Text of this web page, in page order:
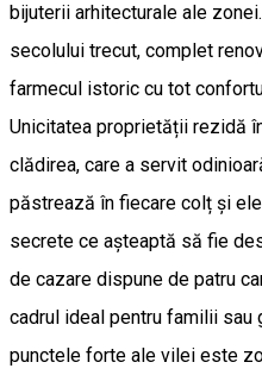
bijuterii arhitecturale ale
secolului trecut, complet
farmecul istoric cu tot
Unicitatea proprietății rezidă
clădirea, care a servit
păstrează în fiecare colț și
secrete ce așteaptă să fie
de cazare dispune de patru
cadrul ideal pentru familii sau
punctele forte ale vilei este